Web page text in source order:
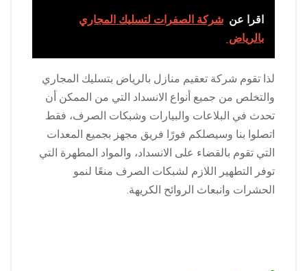
اقرا عن شركة الصفرات لتسليك المجاري
بالرياض
لذا تقوم شركة تعقيم منازل بالرياض بتسليك المجاري
والتخلص من جميع أنواع الانسداد التي من الممكن أن
تحدث في البلاعات والبيارات وشبكات الصرف، فقط
اتصلوا بنا وسيصلكم فورًا فريق مجهز بجميع المعدات
التي تقوم بالقضاء على الانسداد، والمواد المطهرة التي
توفر التطهير اللازم لشبكات الصرف منعًا لنمو
الحشرات وانبعاث الروائح الكريهة.